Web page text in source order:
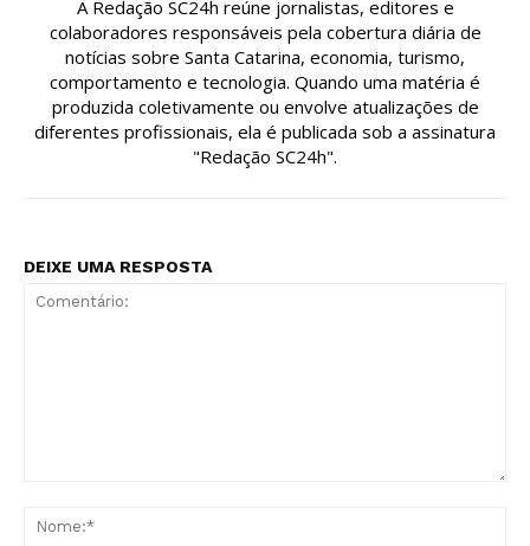
A Redação SC24h reúne jornalistas, editores e
colaboradores responsáveis pela cobertura diária de
notícias sobre Santa Catarina, economia, turismo,
comportamento e tecnologia. Quando uma matéria é
produzida coletivamente ou envolve atualizações de
diferentes profissionais, ela é publicada sob a assinatura
"Redação SC24h".
DEIXE UMA RESPOSTA